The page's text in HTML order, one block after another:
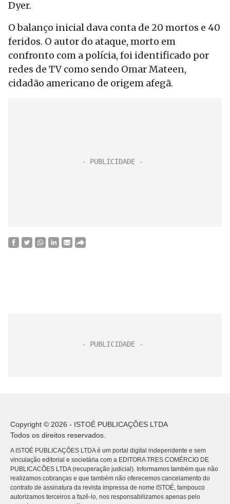
Dyer.
O balanço inicial dava conta de 20 mortos e 40
feridos. O autor do ataque, morto em
confronto com a polícia, foi identificado por
redes de TV como sendo Omar Mateen,
cidadão americano de origem afegã.
Copyright © 2026 - ISTOÉ PUBLICAÇÕES LTDA
Todos os direitos reservados.
A ISTOÉ PUBLICAÇÕES LTDA é um portal digital independente e sem
vinculação editorial e societária com a EDITORA TRES COMÉRCIO DE
PUBLICACÕES LTDA (recuperação judicial). Informamos também que não
realizamos cobranças e que também não oferecemos cancelamento do
contrato de assinatura da revista impressa de nome ISTOÉ, tampouco
autorizamos terceiros a fazê-lo, nos responsabilizamos apenas pelo